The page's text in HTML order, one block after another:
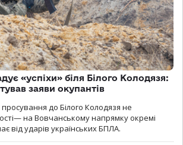
«успіхи» біля Білого Колодязя:
заяви окупантів
просування до Білого Колодязя не
на Вовчанському напрямку окремі
від ударів українських БПЛА.